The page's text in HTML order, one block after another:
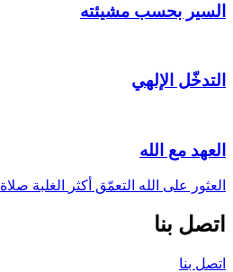
السير بحسب مشيئته
التدخّل الإلهي
العهد مع الله
العثور على الله التعمّق أكثر الغلبة صلاة
اتصل بنا
اتصل بنا